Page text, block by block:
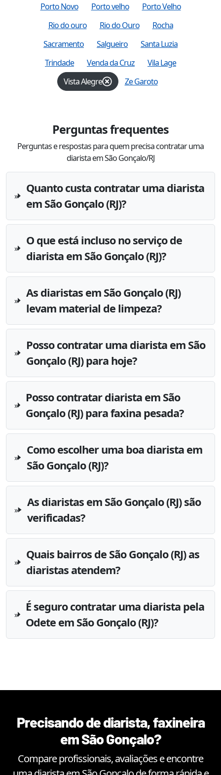
Porto Novo
Porto velho
Porto Velho
Rio do ouro
Rio do Ouro
Rocha
Sacramento
Salgueiro
Santa Luzia
Trindade
Venda da Cruz
Vila Lage
Vista Alegre
Ze Garoto
Perguntas frequentes
Perguntas e respostas para quem precisa contratar uma
diarista em São Gonçalo/RJ
Quanto custa contratar uma diarista
em São Gonçalo (RJ)?
O que está incluso no serviço de
diarista em São Gonçalo (RJ)?
As diaristas em São Gonçalo (RJ)
levam material de limpeza?
Posso contratar uma diarista em São
Gonçalo (RJ) para hoje?
Posso contratar diarista em São
Gonçalo (RJ) para faxina pesada?
Como escolher uma boa diarista em
São Gonçalo (RJ)?
As diaristas em São Gonçalo (RJ) são
verificadas?
Quais bairros de São Gonçalo (RJ) as
diaristas atendem?
É seguro contratar uma diarista pela
Odete em São Gonçalo (RJ)?
Precisando de diarista, faxineira
emSão Gonçalo?
Compare profissionais, avaliações e encontre